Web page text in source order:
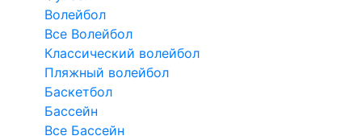
Волейбол
Все Волейбол
Классический волейбол
Пляжный волейбол
Баскетбол
Бассейн
Все Бассейн